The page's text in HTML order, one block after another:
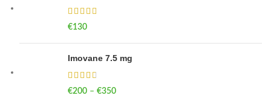
€130
Imovane 7.5 mg
€200 – €350